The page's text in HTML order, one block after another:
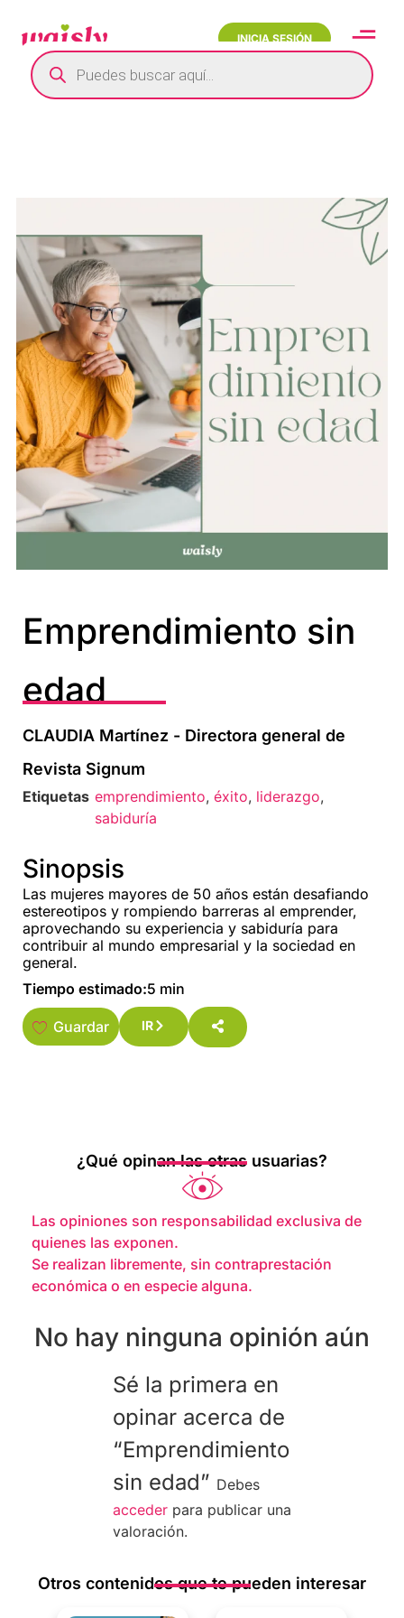
INICIA SESIÓN
Emprendimiento sin
edad
CLAUDIA Martínez - Directora general de
Revista Signum
Etiquetas emprendimiento, éxito, liderazgo,
sabiduría
Sinopsis
Las mujeres mayores de 50 años están desafiando
estereotipos y rompiendo barreras al emprender,
aprovechando su experiencia y sabiduría para
contribuir al mundo empresarial y la sociedad en
general.
Tiempo estimado:5 min
Guardar IR
¿Qué opinan las otras usuarias?
Las opiniones son responsabilidad exclusiva de
quienes las exponen.
Se realizan libremente, sin contraprestación
económica o en especie alguna.
No hay ninguna opinión aún
Sé la primera en
opinar acerca de
“Emprendimiento
sin edad” Debes
accederpara publicar una
valoración.
Otros contenidos que te pueden interesar